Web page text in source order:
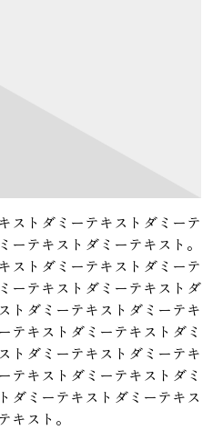
ストダミーテキストダミーテ
ーテキストダミーテキスト。
ストダミーテキストダミーテ
ーテキストダミーテキストダ
トダミーテキストダミーテキ
テキストダミーテキストダミ
トダミーテキストダミーテキ
テキストダミーテキストダミ
ダミーテキストダミーテキス
キスト。